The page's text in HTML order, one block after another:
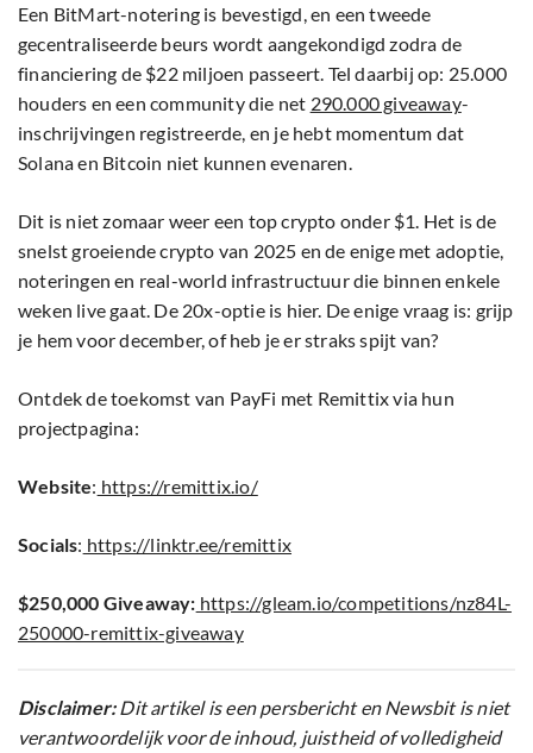
Een BitMart-notering is bevestigd, en een tweede
gecentraliseerde beurs wordt aangekondigd zodra de
financiering de $22 miljoen passeert. Tel daarbij op: 25.000
houders en een community die net 290.000 giveaway-
inschrijvingen registreerde, en je hebt momentum dat
Solana en Bitcoin niet kunnen evenaren.
Dit is niet zomaar weer een top crypto onder $1. Het is de
snelst groeiende crypto van 2025 en de enige met adoptie,
noteringen en real-world infrastructuur die binnen enkele
weken live gaat. De 20x-optie is hier. De enige vraag is: grijp
je hem voor december, of heb je er straks spijt van?
Ontdek de toekomst van PayFi met Remittix via hun
projectpagina:
Website: https://remittix.io/
Socials: https://linktr.ee/remittix
$250,000 Giveaway: https://gleam.io/competitions/nz84L-
250000-remittix-giveaway
Disclaimer:Dit artikel is een persbericht en Newsbit is niet
verantwoordelijk voor de inhoud, juistheid of volledigheid